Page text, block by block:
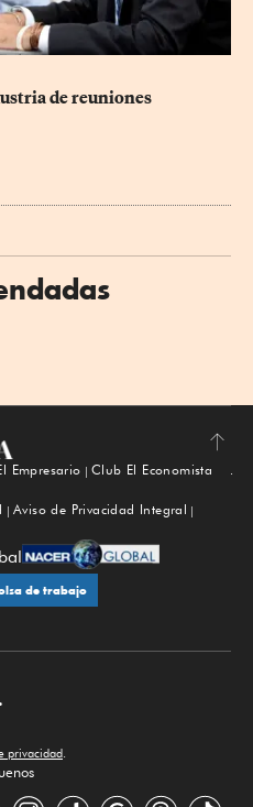
de reuniones
Subir
Empresario
Club El Economista
Aviso de Privacidad Integral
de trabajo
privacidad.